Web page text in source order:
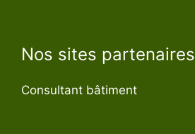
Nos sites partenaires
Consultant bâtiment